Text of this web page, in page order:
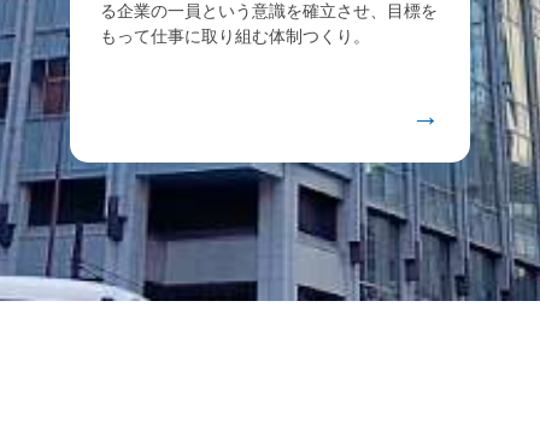
る企業の一員という意識を確立させ、目標を
もって仕事に取り組む体制つくり。
→